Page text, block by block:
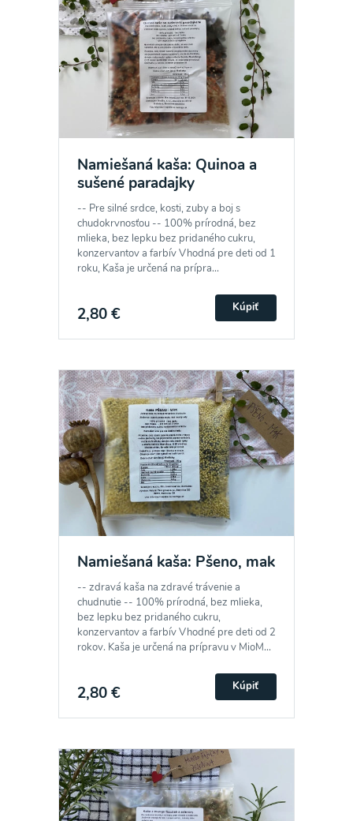
Namiešaná kaša: Quinoa a
sušené paradajky
-- Pre silné srdce, kosti, zuby a boj s
chudokrvnosťou -- 100% prírodná, bez
mlieka, bez lepku bez pridaného cukru,
konzervantov a farbív Vhodná pre deti od 1
roku, Kaša je určená na prípra...
2,80 € Kúpiť
Namiešaná kaša: Pšeno, mak
-- zdravá kaša na zdravé trávenie a
chudnutie -- 100% prírodná, bez mlieka,
bez lepku bez pridaného cukru,
konzervantov a farbív Vhodné pre deti od 2
rokov. Kaša je určená na prípravu v MioM...
2,80 € Kúpiť